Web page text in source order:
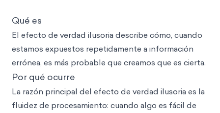
Qué es
El efecto de verdad ilusoria describe cómo, cuando
estamos expuestos repetidamente a información
errónea, es más probable que creamos que es cierta.
Por qué ocurre
La razón principal del efecto de verdad ilusoria es la
fluidez de procesamiento: cuando algo es fácil de